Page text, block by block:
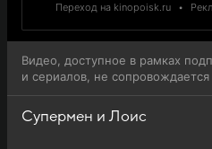
Переход на kinopoisk.ru •
Видео, доступное в рамках
и сериалов, не
Супермен и Лоис